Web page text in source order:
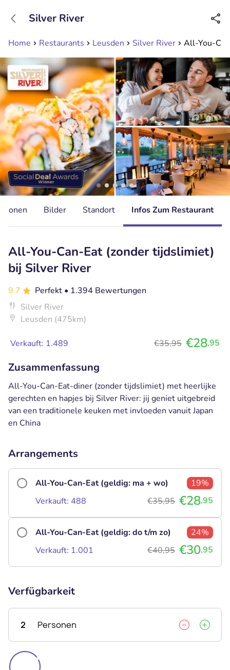
Erreichbar bis 23:00 Uhr
Home Restaurants Leusden Silver River All-You-
Silver River
Bilder Standort Infos Zum Restaurant
All-You-Can-Eat (zonder tijdslimiet)
bij Silver River
9.7 Perfekt • 1.394 Bewertungen
Silver River
Leusden (475km)
Verkauft: 1.489 €35,95 €28,95
Zusammenfassung
All-You-Can-Eat-diner (zonder tijdslimiet) met heerlijke
gerechten en hapjes bij Silver River: jij geniet uitgebreid
van een traditionele keuken met invloeden vanuit Japan
en China
Arrangements
All-You-Can-Eat (geldig: ma + wo)
19%
Verkauft: 488
€35,95 €28,95
All-You-Can-Eat (geldig: do t/m zo)
24%
Verkauft: 1.001
€40,95 €30,95
Verfügbarkeit
2 Personen